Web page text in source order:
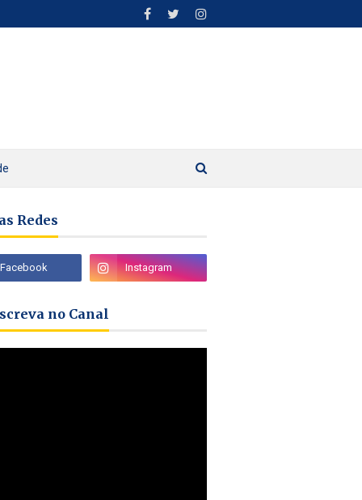
Redes
no Canal